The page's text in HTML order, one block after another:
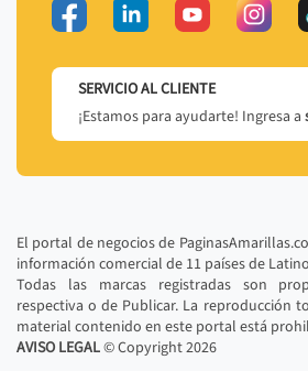
SERVICIO AL CLIENTE
¡Estamos para ayudarte! Ingresa a
El portal de negocios de
información comercial de 11 países de
Todas las marcas registradas son
respectiva o de Publicar. La reproducción
material contenido en este portal está
AVISO LEGAL© Copyright2026